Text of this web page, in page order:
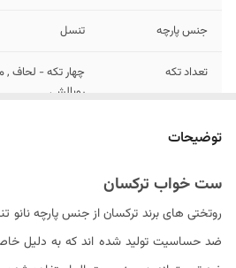
جنس پارچه تنسل
تعداد تکه
روبالشی
تعداد روبالشی
سایز روبالشی
تعداد روکوسن ندارد
توضیحات
ست خواب ترکسان
روتختی های برند ترکسان از جنس پارچه نانو
ضد حساسیت تولید شده اند که به دلیل